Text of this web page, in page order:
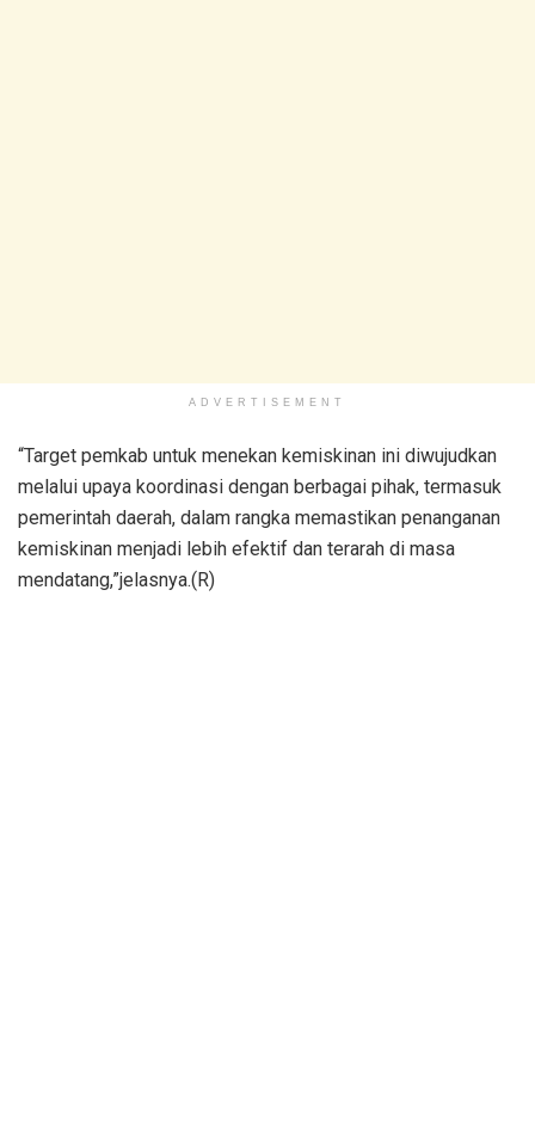
ADVERTISEMENT
“Target pemkab untuk menekan kemiskinan ini diwujudkan
melalui upaya koordinasi dengan berbagai pihak, termasuk
pemerintah daerah, dalam rangka memastikan penanganan
kemiskinan menjadi lebih efektif dan terarah di masa
mendatang,”jelasnya.(R)